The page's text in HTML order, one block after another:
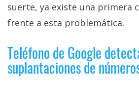
suerte, ya existe una primera
frente a esta problemática.
Teléfono de Google
suplantaciones de